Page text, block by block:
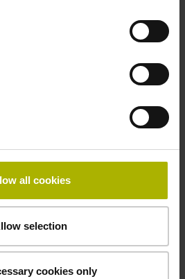
all cookies
selection
cookies only